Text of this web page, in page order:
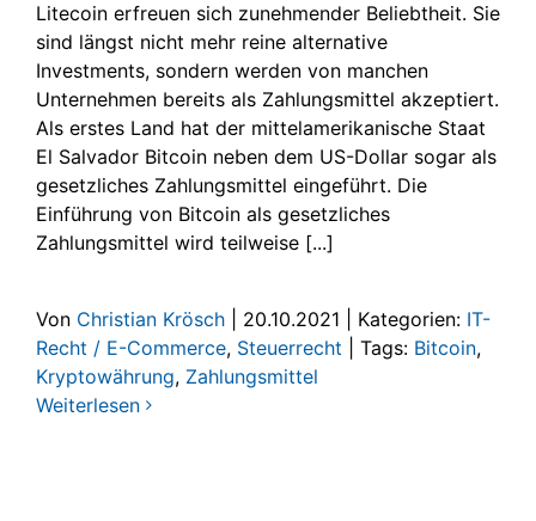
Litecoin erfreuen sich zunehmender Beliebtheit. Sie
sind längst nicht mehr reine alternative
Investments, sondern werden von manchen
Unternehmen bereits als Zahlungsmittel akzeptiert.
Als erstes Land hat der mittelamerikanische Staat
El Salvador Bitcoin neben dem US-Dollar sogar als
gesetzliches Zahlungsmittel eingeführt. Die
Einführung von Bitcoin als gesetzliches
Zahlungsmittel wird teilweise [...]
Von Christian Krösch 20.10.2021 Kategorien: IT-
Recht / E-Commerce, Steuerrecht Tags: Bitcoin,
Kryptowährung, Zahlungsmittel
Weiterlesen